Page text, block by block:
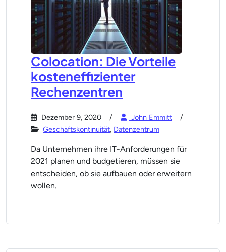
Colocation: Die Vorteile
kosteneffizienter
Rechenzentren
Dezember 9, 2020
John Emmitt
Geschäftskontinuität, Datenzentrum
Da Unternehmen ihre IT-Anforderungen für
2021 planen und budgetieren, müssen sie
entscheiden, ob sie aufbauen oder erweitern
wollen.